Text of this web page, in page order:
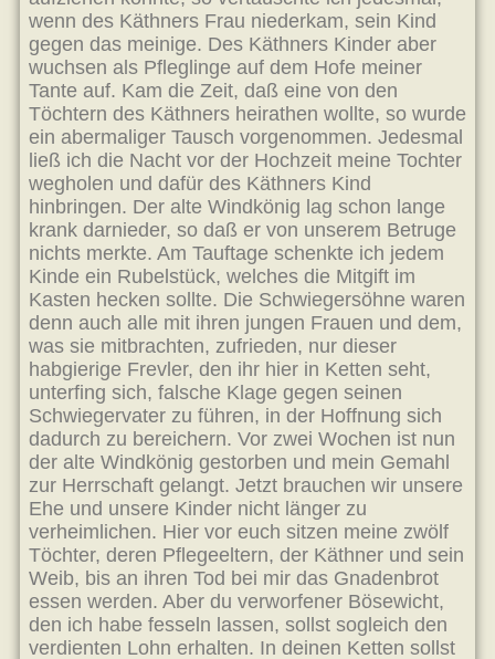
wenn des Käthners Frau niederkam, sein Kind
gegen das meinige. Des Käthners Kinder aber
wuchsen als Pfleglinge auf dem Hofe meiner
Tante auf. Kam die Zeit, daß eine von den
Töchtern des Käthners heirathen wollte, so wurde
ein abermaliger Tausch vorgenommen. Jedesmal
ließ ich die Nacht vor der Hochzeit meine Tochter
wegholen und dafür des Käthners Kind
hinbringen. Der alte Windkönig lag schon lange
krank darnieder, so daß er von unserem Betruge
nichts merkte. Am Tauftage schenkte ich jedem
Kinde ein Rubelstück, welches die Mitgift im
Kasten hecken sollte. Die Schwiegersöhne waren
denn auch alle mit ihren jungen Frauen und dem,
was sie mitbrachten, zufrieden, nur dieser
habgierige Frevler, den ihr hier in Ketten seht,
unterfing sich, falsche Klage gegen seinen
Schwiegervater zu führen, in der Hoffnung sich
dadurch zu bereichern. Vor zwei Wochen ist nun
der alte Windkönig gestorben und mein Gemahl
zur Herrschaft gelangt. Jetzt brauchen wir unsere
Ehe und unsere Kinder nicht länger zu
verheimlichen. Hier vor euch sitzen meine zwölf
Töchter, deren Pflegeeltern, der Käthner und sein
Weib, bis an ihren Tod bei mir das Gnadenbrot
essen werden. Aber du verworfener Bösewicht,
den ich habe fesseln lassen, sollst sogleich den
verdienten Lohn erhalten. In deinen Ketten sollst